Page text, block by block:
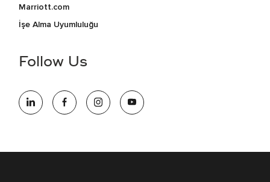
Marriott.com
İşe Alma Uyumluluğu
Follow Us